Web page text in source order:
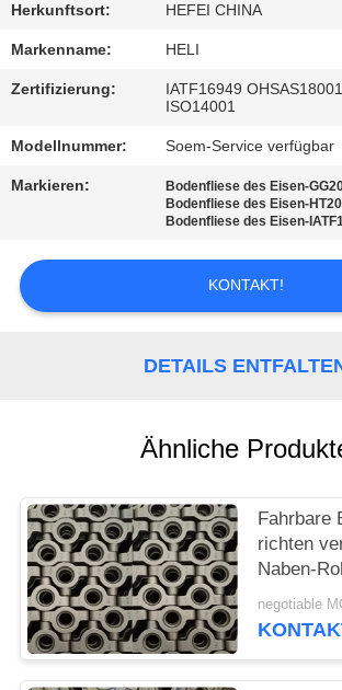
TRETEN
SIE
UNS
IN
VERBINDUNG
NACHRICHTEN
FORDERN
SITEMAP
PRIVACY
POLICY
Herkunftsort: HEFEI CHINA
Markenname: HELI
Zertifizierung:
IATF16949
ISO14001
Modellnummer: Soem-Service verfügbar
Markieren: Bodenfliese des Eisen-
Bodenfliese des Eisen-
Bodenfliese des Eisen-
KONTAKT!
DETAILS
Ähnliche
Fahrbare
richten
Naben-
Soem auf